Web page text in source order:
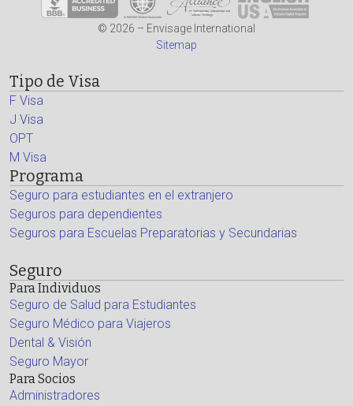
© 2026 – Envisage International
Sitemap
Tipo de Visa
F Visa
J Visa
OPT
M Visa
Programa
Seguro para estudiantes en el extranjero
Seguros para dependientes
Seguros para Escuelas Preparatorias y Secundarias
Seguro
Para Individuos
Seguro de Salud para Estudiantes
Seguro Médico para Viajeros
Dental & Visión
Seguro Mayor
Para Socios
Administradores